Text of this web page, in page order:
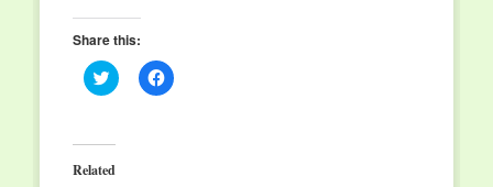
Share this:
Click
to
(Opens
in
new
Click
to
Related